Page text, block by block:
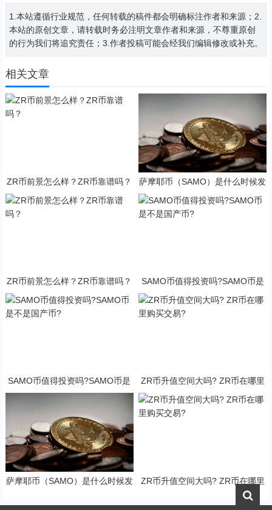
1.本站遵循行业规范，任何转载的稿件都会明确标注作者和来源；2.
本站的原创文章，请转载时务必注明文章作者和来源，不尊重原创
的行为我们将追究责任；3.作者投稿可能会经我们编辑修改或补充。
相关文章
ZR币前景怎么样？ZR币靠谱吗？
萨摩耶币（SAMO）是什么时候发
ZR币前景怎么样？ZR币靠谱吗？
SAMO币值得投资吗?SAMO币是
SAMO币值得投资吗?SAMO币是
不是国产币?
ZR币升值空间大吗? ZR币在哪里
购买交易?
萨摩耶币（SAMO）是什么时候发
ZR币升值空间大吗? ZR币在哪里